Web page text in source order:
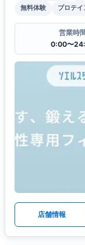
無料体験
プロテイ
営業時
0:00〜
店舗情報